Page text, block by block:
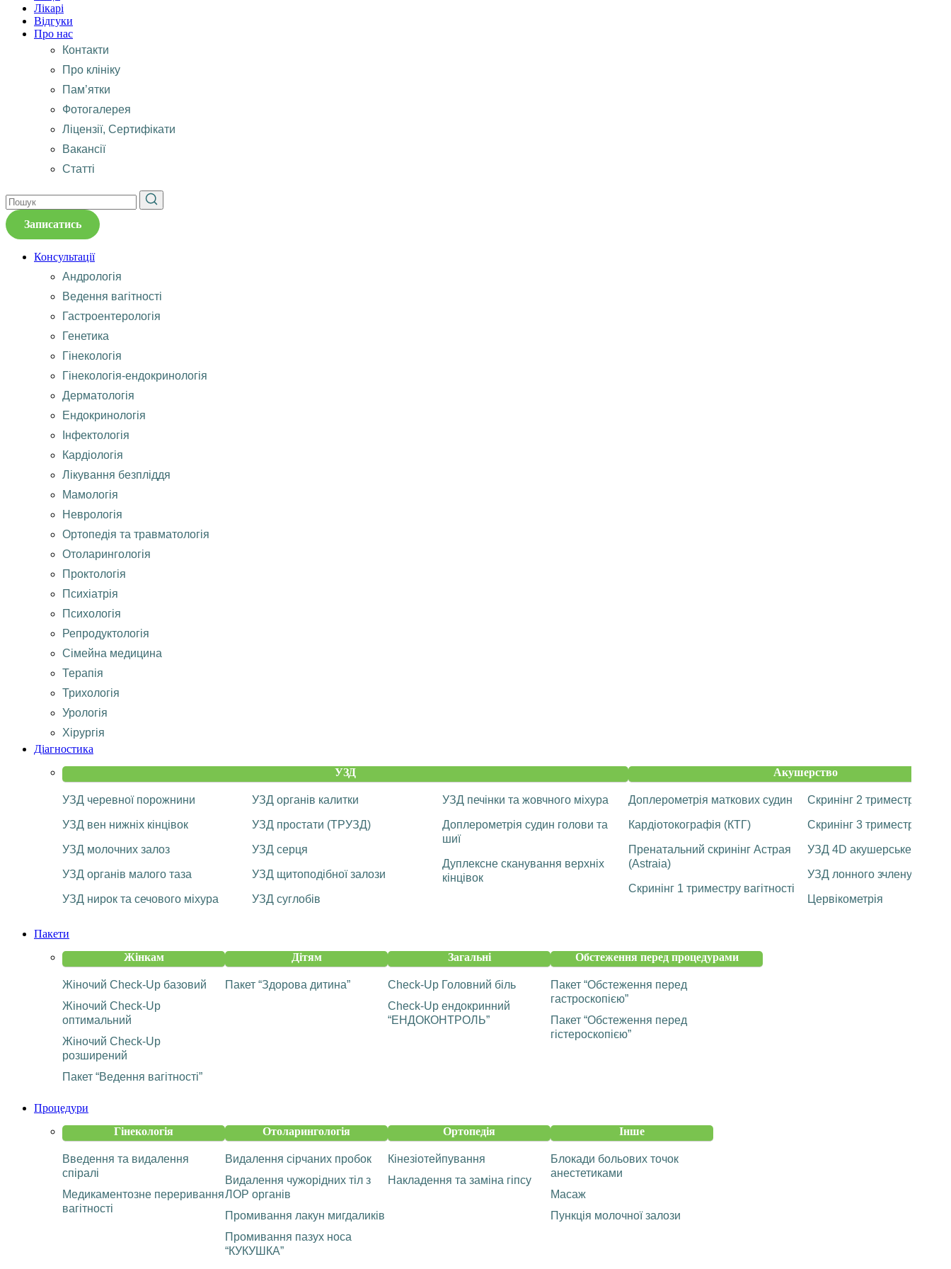
Лікарі
Відгуки
Про нас
Контакти
Про клініку
Пам’ятки
Фотогалерея
Ліцензії, Сертифікати
Вакансії
Статті
Записатись
Консультації
Андрологія
Ведення вагітності
Гастроентерологія
Генетика
Гінекологія
Гінекологія-ендокринологія
Дерматологія
Ендокринологія
Інфектологія
Кардіологія
Лікування безпліддя
Мамологія
Неврологія
Ортопедія та травматологія
Отоларингологія
Проктологія
Психіатрія
Психологія
Репродуктологія
Сімейна медицина
Терапія
Трихологія
Урологія
Хірургія
Діагностика
УЗД
УЗД черевної порожнини
УЗД вен нижніх кінцівок
УЗД молочних залоз
УЗД органів малого таза
УЗД нирок та сечового міхура
УЗД органів калитки
УЗД простати (ТРУЗД)
УЗД серця
УЗД щитоподібної залози
УЗД суглобів
УЗД печінки та жовчного міхура
Доплерометрія судин голови та
шиї
Дуплексне сканування верхніх
кінцівок
Акушерство
Доплерометрія маткових судин
Кардіотокографія (КТГ)
Пренатальний скринінг Астрая
(Astraia)
Скринінг 1 триместру вагітності
Скринінг 2 триместру
Скринінг 3 триместру
УЗД 4D акушерське
УЗД лонного зчленування
Цервікометрія
Пакети
Жінкам
Жіночий Check-Up базовий
Жіночий Check-Up
оптимальний
Жіночий Check-Up
розширений
Пакет “Ведення вагітності”
Дітям
Пакет “Здорова дитина”
Загальні
Check-Up Головний біль
Check-Up ендокринний
“ЕНДОКОНТРОЛЬ”
Обстеження перед процедурами
Пакет “Обстеження перед
гастроскопією”
Пакет “Обстеження перед
гістероскопією”
Процедури
Гінекологія
Введення та видалення
спіралі
Медикаментозне переривання
вагітності
Отоларингологія
Видалення сірчаних пробок
Видалення чужорідних тіл з
ЛОР органів
Промивання лакун мигдаликів
Промивання пазух носа
“КУКУШКА”
Ортопедія
Кінезіотейпування
Накладення та заміна гіпсу
Інше
Блокади больових точок
анестетиками
Масаж
Пункція молочної залози